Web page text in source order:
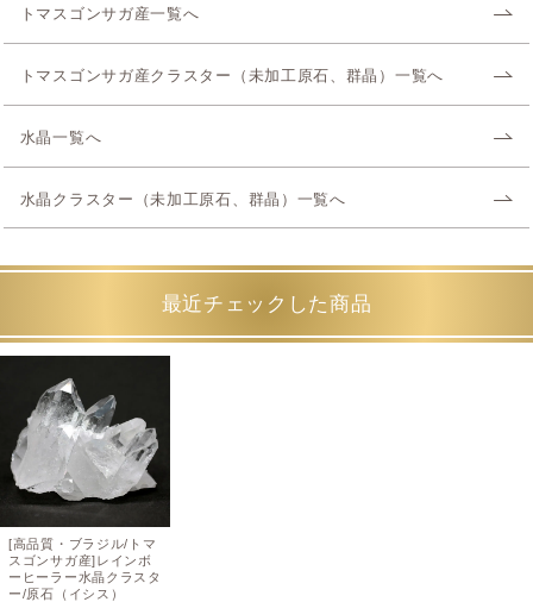
トマスゴンサガ産一覧へ
トマスゴンサガ産クラスター（未加工原石、群晶）一覧へ
水晶一覧へ
水晶クラスター（未加工原石、群晶）一覧へ
最近チェックした商品
[高品質・ブラジル/トマ
スゴンサガ産]レインボ
ーヒーラー水晶クラスタ
ー/原石（イシス）